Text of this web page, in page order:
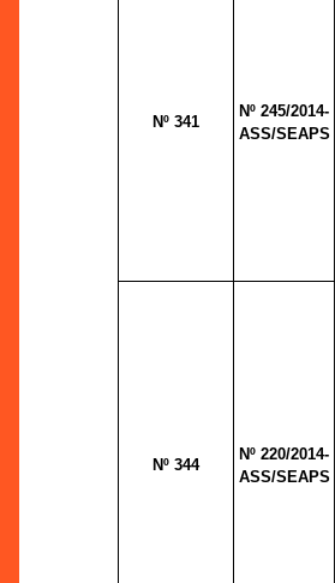
Nº 341
Nº 245/2014-
ASS/SEAPS
Nº 344
Nº 220/2014-
ASS/SEAPS